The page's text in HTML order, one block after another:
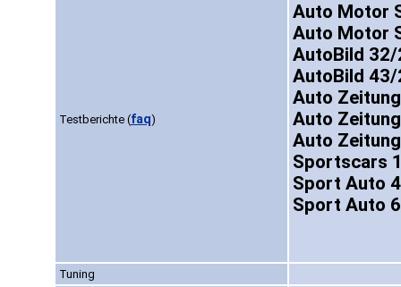
Testberichte (faq)
Auto Motor
Auto Motor
AutoBild
AutoBild 43/
Auto
Auto
Auto
Sportscars
Sport Auto
Sport Auto
Tuning